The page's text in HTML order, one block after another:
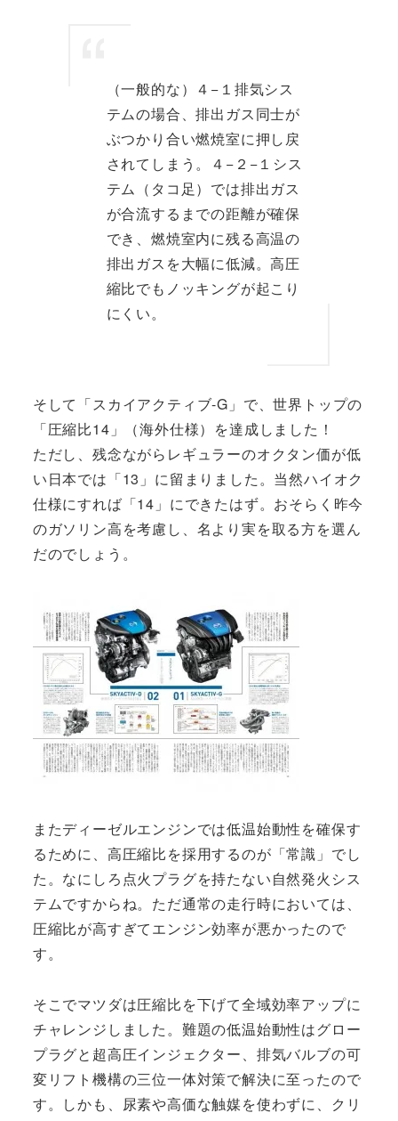
（一般的な）４−１排気シス
テムの場合、排出ガス同士が
ぶつかり合い燃焼室に押し戻
されてしまう。４−２−１シス
テム（タコ足）では排出ガス
が合流するまでの距離が確保
でき、燃焼室内に残る高温の
排出ガスを大幅に低減。高圧
縮比でもノッキングが起こり
にくい。
そして「スカイアクティブ-G」で、世界トップの
「圧縮比14」（海外仕様）を達成しました！
ただし、残念ながらレギュラーのオクタン価が低
い日本では「13」に留まりました。当然ハイオク
仕様にすれば「14」にできたはず。おそらく昨今
のガソリン高を考慮し、名より実を取る方を選ん
だのでしょう。
またディーゼルエンジンでは低温始動性を確保す
るために、高圧縮比を採用するのが「常識」でし
た。なにしろ点火プラグを持たない自然発火シス
テムですからね。ただ通常の走行時においては、
圧縮比が高すぎてエンジン効率が悪かったので
す。
そこでマツダは圧縮比を下げて全域効率アップに
チャレンジしました。難題の低温始動性はグロー
プラグと超高圧インジェクター、排気バルブの可
変リフト機構の三位一体対策で解決に至ったので
す。しかも、尿素や高価な触媒を使わずに、クリ